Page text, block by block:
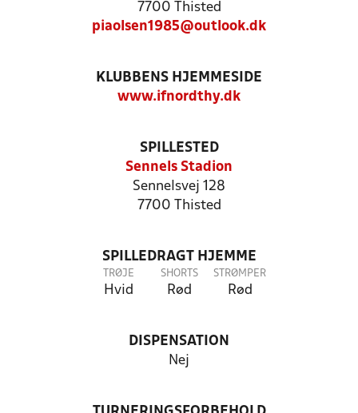
7700 Thisted
piaolsen1985@outlook.dk
KLUBBENS HJEMMESIDE
www.ifnordthy.dk
SPILLESTED
Sennels Stadion
Sennelsvej 128
7700 Thisted
SPILLEDRAGT HJEMME
TRØJE
Hvid
SHORTS
Rød
STRØMPER
Rød
DISPENSATION
Nej